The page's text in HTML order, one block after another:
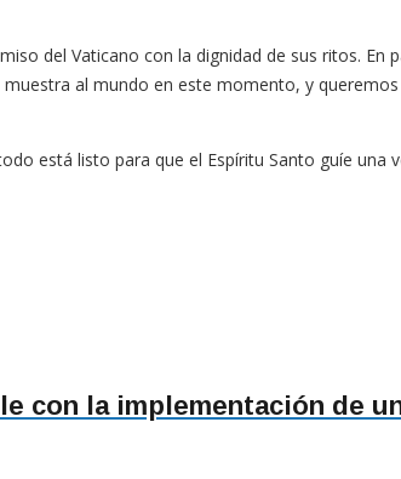
del Vaticano con la dignidad de sus ritos. En
al mundo en este momento, y
está listo para que el Espíritu Santo guíe una
con la implementación de